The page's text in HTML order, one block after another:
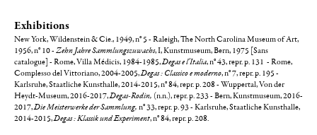
Exhibitions
New York, Wildenstein & Cie., 1949, n° 5 - Raleigh, The North Carolina Museum of Art,
1956, n° 10 - Zehn Jahre Sammlungszuwachs, I, Kunstmuseum, Bern, 1975 [Sans
catalogue] - Rome, Villa Médicis, 1984-1985,Degas e l'Italia, n° 43, repr. p. 131 - Rome,
Complesso del Vittoriano, 2004-2005,Degas : Classico e moderno, n° 7, repr. p. 195 -
Karlsruhe, Staatliche Kunsthalle, 2014-2015, n° 84, repr. p. 208 - Wuppertal, Von der
Heydt-Museum, 2016-2017,Degas-Rodin, (n.n.), repr. p. 233 - Bern, Kunstmuseum, 2016-
2017,Die Meisterwerke der Sammlung, n° 33, repr. p. 93 - Karlsruhe, Staatliche Kunsthalle,
2014-2015,Degas : Klassik und Experiment, n° 84, repr. p. 208.